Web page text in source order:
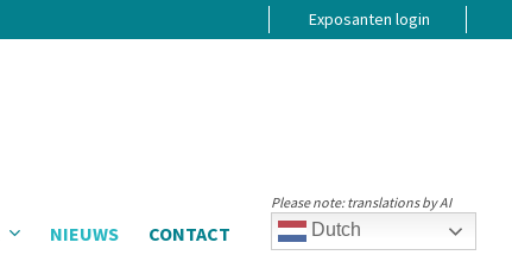
Exposanten login
NIEUWS CONTACT Dutch
Please note: translations by AI